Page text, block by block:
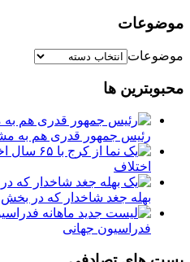
موضوعات
موضوعات
محبوبترین ها
رئیس جمهور قدری هم به
اختلاف
بهله جغد شاخدار که در
فدراسیون جهانی